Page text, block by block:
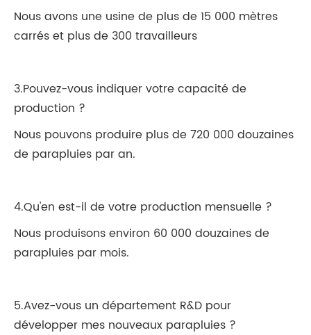
Nous avons une usine de plus de 15 000 mètres
carrés et plus de 300 travailleurs
3.Pouvez-vous indiquer votre capacité de
production ?
Nous pouvons produire plus de 720 000 douzaines
de parapluies par an.
4.Qu'en est-il de votre production mensuelle ?
Nous produisons environ 60 000 douzaines de
parapluies par mois.
5.Avez-vous un département R&D pour
développer mes nouveaux parapluies ?